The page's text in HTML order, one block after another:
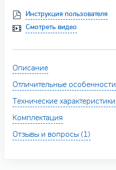
Инструкция пользователя
Смотреть видео
Описание
Отличительные особенности
Технические характеристики
Комплектация
Отзывы и вопросы (1)